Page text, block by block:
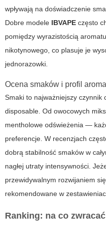
wpływają na doświadczenie
Dobre modele IBVAPE często
pomiędzy wyrazistością
nikotynowego, co plasuje je
jednorazowki.
Ocena smaków i profil
Smaki to najważniejszy czynnik
disposable. Od owocowych
mentholowe odświeżenia —
preferencje. W recenzjach
dobrą stabilność smaków w
nagłej utraty intensywności.
przewidywalnym rozwijaniem
rekomendowane w
Ranking: na co